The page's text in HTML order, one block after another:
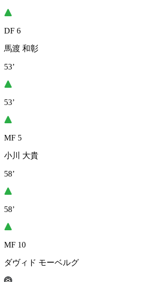
DF 6
馬渡 和彰
53’
53’
MF 5
小川 大貴
58’
58’
MF 10
ダヴィド モーベルグ